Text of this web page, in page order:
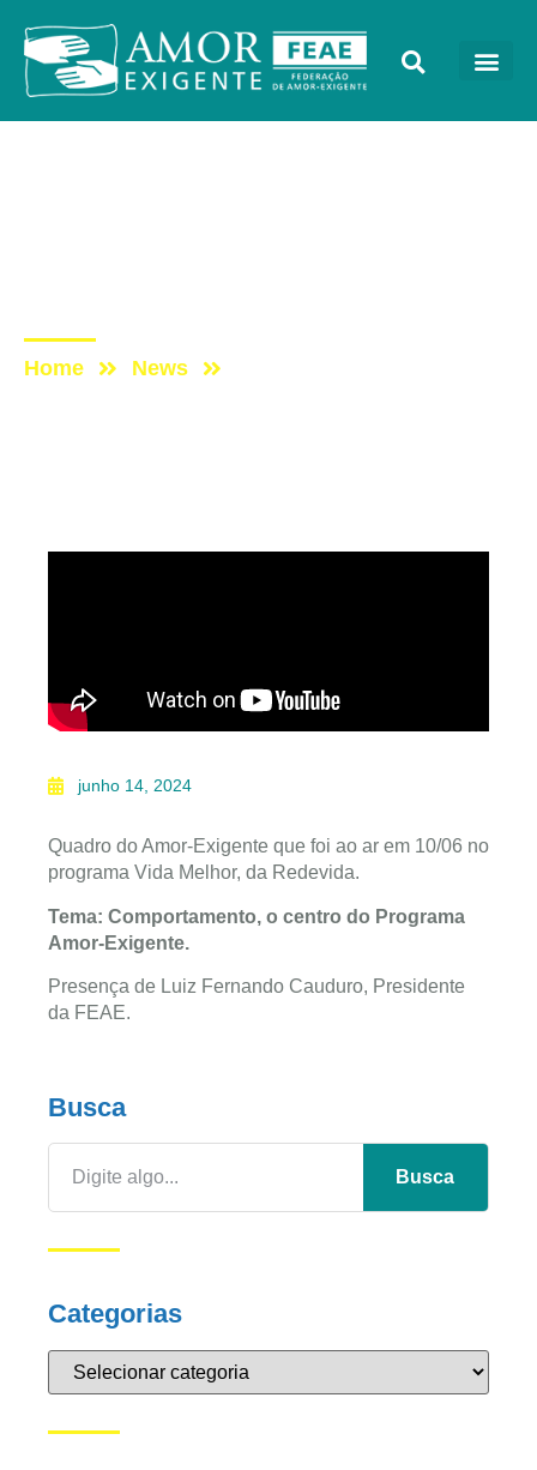
Home News
junho 14, 2024
Quadro do Amor-Exigente que foi ao ar em 10/06 no
programa Vida Melhor, da Redevida.
Tema: Comportamento, o centro do Programa
Amor-Exigente.
Presença de Luiz Fernando Cauduro, Presidente
da FEAE.
Busca
Busca
Categorias